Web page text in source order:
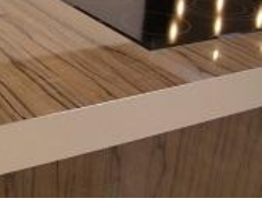
Егорьевск
Клин
Дулево
Луховицы
Мытищи
персональных данных